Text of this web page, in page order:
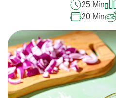
25 Min
20 Min